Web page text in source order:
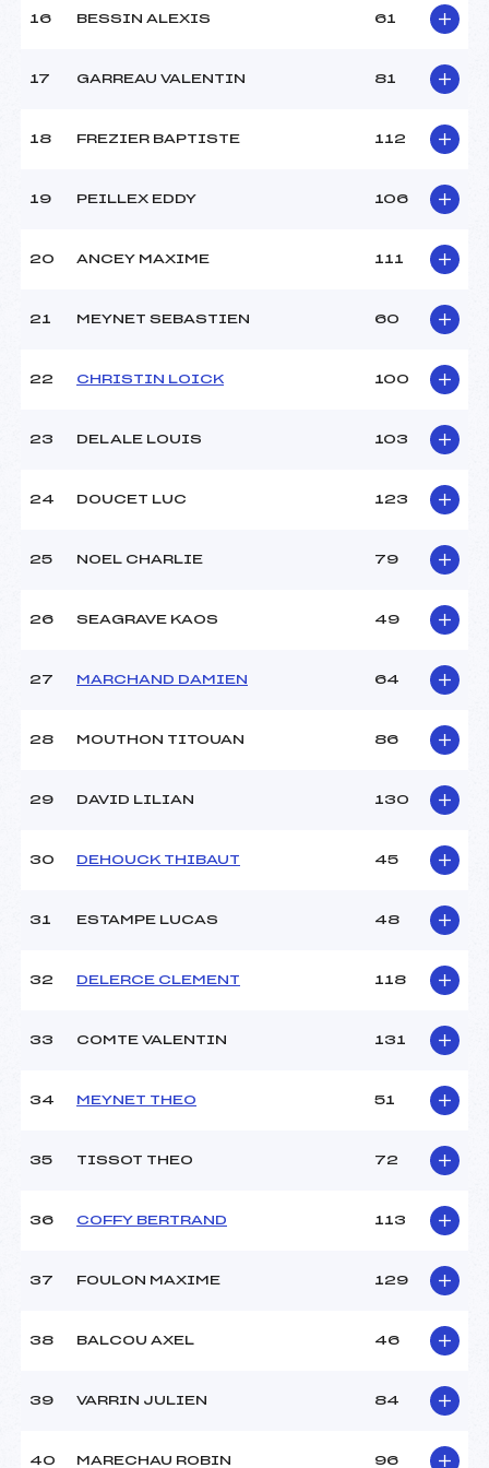
Pou
16 BESSIN ALEXIS 61
17 GARREAU VALENTIN 81
18 FREZIER BAPTISTE 112
19 PEILLEX EDDY 106
20 ANCEY MAXIME 111
21 MEYNET SEBASTIEN 60
22 CHRISTIN LOICK 100
23 DELALE LOUIS 103
24 DOUCET LUC 123
25 NOEL CHARLIE 79
26 SEAGRAVE KAOS 49
27 MARCHAND DAMIEN 64
28 MOUTHON TITOUAN 86
29 DAVID LILIAN 130
30 DEHOUCK THIBAUT 45
31 ESTAMPE LUCAS 48
32 DELERCE CLEMENT 118
33 COMTE VALENTIN 131
34 MEYNET THEO 51
35 TISSOT THEO 72
36 COFFY BERTRAND 113
37 FOULON MAXIME 129
38 BALCOU AXEL 46
39 VARRIN JULIEN 84
40 MARECHAU ROBIN 96